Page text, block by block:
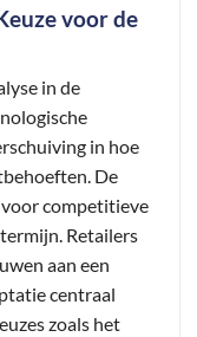
voor de
in de
in hoe
De
competitieve
Retailers
aan een
centraal
zoals het